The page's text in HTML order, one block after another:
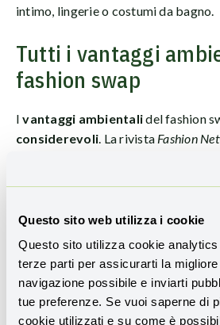
Questo sito web utilizza i cookie
Questo sito utilizza cookie
terze parti per assicurarti la
navigazione possibile e inviarti
tue preferenze. Se vuoi saperne di
cookie utilizzati e su come è
intimo, lingerie o costumi da bagno.
Tutti i vantaggi
fashion swap
I vantaggi ambientalidel fashion
considerevoli. La rivista Fashion
vecchio continente. Un simile dato è
illustrare come i vestiti che
nostra seconda pelle, rappresentino
pianeta.
Dobbiamocambiare le nostre